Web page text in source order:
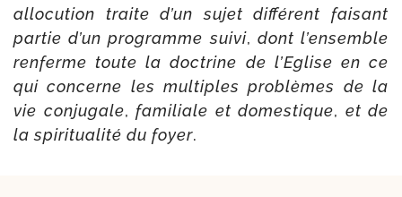
allo­cu­tion traite d’un sujet dif­fé­rent fai­sant
par­tie d’un pro­gramme sui­vi, dont l’ensemble
ren­ferme toute la doc­trine de l’Eglise en ce
qui concerne les mul­tiples pro­blèmes de la
vie conju­gale, fami­liale et domes­tique, et de
la spi­ri­tua­li­té du foyer.